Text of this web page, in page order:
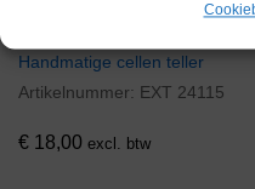
Handmatige cellen teller
Artikelnummer: EXT 24115
€ 18,00 excl. btw